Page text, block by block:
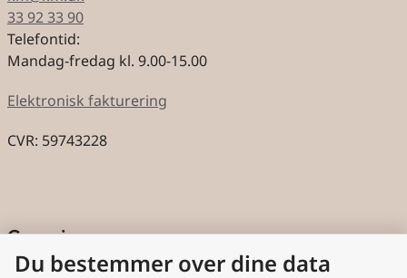
33 92 33 90
Telefontid:
Mandag-fredag kl. 9.00-15.00
Elektronisk fakturering
CVR: 59743228
Genveje
Du bestemmer over dine data